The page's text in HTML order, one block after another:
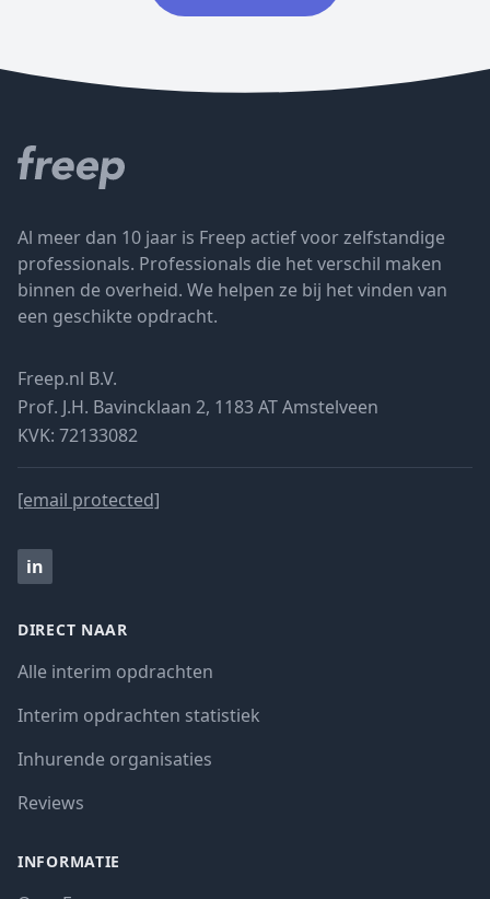
Al meer dan 10 jaar is Freep actief voor zelfstandige
professionals. Professionals die het verschil maken
binnen de overheid. We helpen ze bij het vinden van
een geschikte opdracht.
Freep.nl B.V.
Prof. J.H. Bavincklaan 2, 1183 AT Amstelveen
KVK: 72133082
[email protected]
in
DIRECT NAAR
Alle interim opdrachten
Interim opdrachten statistiek
Inhurende organisaties
Reviews
INFORMATIE